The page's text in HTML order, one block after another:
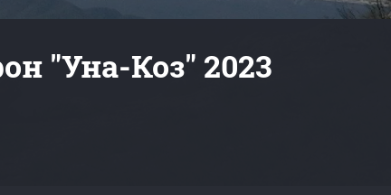
"Уна-Коз" 2023